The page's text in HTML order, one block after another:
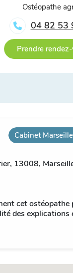
Ostéopathe
04 82 53
Prendre
Cabinet
13008,
cet ostéopathe
des explications